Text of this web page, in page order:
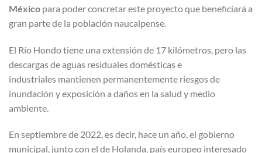
México para poder concretar este proyecto que beneficiará a
gran parte de la población naucalpense.
El Río Hondo tiene una extensión de 17 kilómetros, pero las
descargas de aguas residuales domésticas e
industriales mantienen permanentemente riesgos de
inundación y exposición a daños en la salud y medio
ambiente.
En septiembre de 2022, es decir, hace un año, el gobierno
municipal, junto con el de Holanda, país europeo interesado